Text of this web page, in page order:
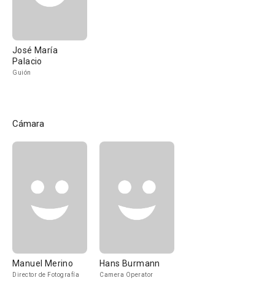
José María
Palacio
Guión
Cámara
Manuel Merino
Director de Fotografía
Hans Burmann
Camera Operator